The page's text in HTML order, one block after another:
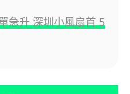
急升 深圳小風扇首 5